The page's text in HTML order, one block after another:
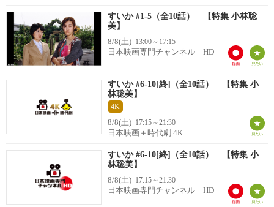
すいか #1-5（全10話） 【特集 小林聡
美】
8/8(土) 13:00～17:15
日本映画専門チャンネル HD
すいか #6-10[終]（全10話） 【特集 小
林聡美】
4K
8/8(土) 17:15～21:30
日本映画＋時代劇 4K
すいか #6-10[終]（全10話） 【特集 小
林聡美】
8/8(土) 17:15～21:30
日本映画専門チャンネル HD